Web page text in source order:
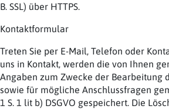
B. SSL) über HTTPS.
Kontaktformular
Treten Sie per E-Mail, Telefon oder
uns in Kontakt, werden die von Ihnen
Angaben zum Zwecke der Bearbeitung
sowie für mögliche Anschlussfragen
1 S. 1 lit b) DSGVO gespeichert. Die